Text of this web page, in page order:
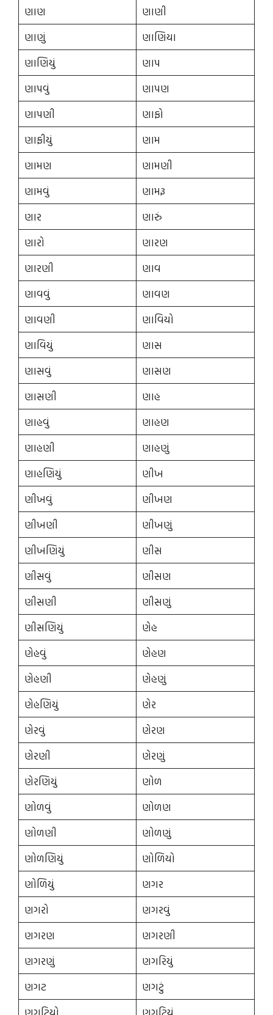
ણાણ
ણાણી
ણાણું
ણાણિયા
ણાણિયું
ણાપ
ણાપવું
ણાપણ
ણાપણી
ણાફો
ણાફીયું
ણામ
ણામણ
ણામણી
ણામવું
ણામરૂ
ણાર
ણારું
ણારો
ણારણ
ણારણી
ણાવ
ણાવવું
ણાવણ
ણાવણી
ણાવિયો
ણાવિયું
ણાસ
ણાસવું
ણાસણ
ણાસણી
ણાહ
ણાહવું
ણાહણ
ણાહણી
ણાહણું
ણાહણિયું
ણીખ
ણીખવું
ણીખણ
ણીખણી
ણીખણું
ણીખણિયું
ણીસ
ણીસવું
ણીસણ
ણીસણી
ણીસણું
ણીસણિયું
ણેહ
ણેહવું
ણેહણ
ણેહણી
ણેહણું
ણેહણિયું
ણેર
ણેરવું
ણેરણ
ણેરણી
ણેરણું
ણેરણિયું
ણોળ
ણોળવું
ણોળણ
ણોળણી
ણોળણું
ણોળણિયું
ણોળિયો
ણોળિયું
ણગર
ણગરો
ણગરવું
ણગરણ
ણગરણી
ણગરણું
ણગરિયું
ણગટ
ણગટું